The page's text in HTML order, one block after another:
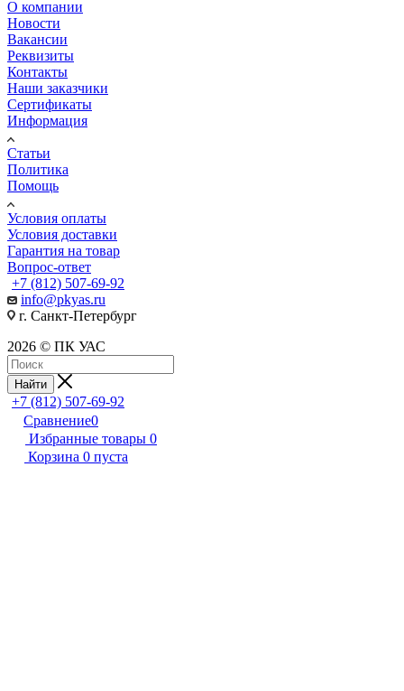
О компании
Новости
Вакансии
Реквизиты
Контакты
Наши заказчики
Сертификаты
Информация
Статьи
Политика
Помощь
Условия оплаты
Условия доставки
Гарантия на товар
Вопрос-ответ
+7 (812) 507-69-92
info@pkyas.ru
г. Санкт-Петербург
2026 © ПК УАС
Найти
+7 (812) 507-69-92
Сравнение0
Избранные товары 0
Корзина 0 пуста